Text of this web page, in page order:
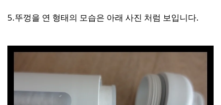
5.뚜껑을 연 형태의 모습은 아래 사진 처럼 보입니다.